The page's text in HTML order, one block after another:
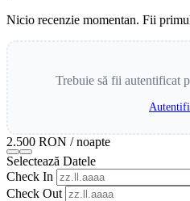
Nicio recenzie momentan. Fii
Trebuie să fii autentificat
2.500 RON / noapte
Selectează Datele
Check In
Check Out